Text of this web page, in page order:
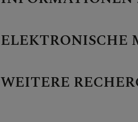
ELEKTRONISCHE
WEITERE